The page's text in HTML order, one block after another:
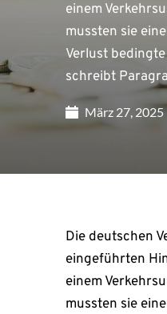
einem
mussten sie
Verlust
schreibt
März 27, 2025
Die deutschen
eingeführten
einem
mussten sie